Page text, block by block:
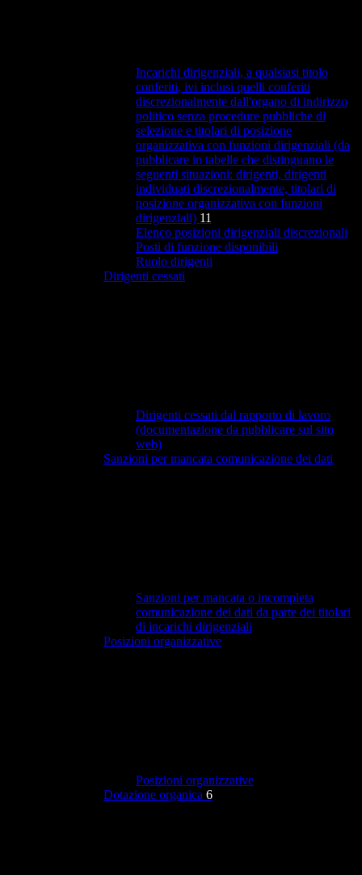
Incarichi dirigenziali, a qualsiasi titolo
conferiti, ivi inclusi quelli conferiti
discrezionalmente dall'organo di indirizzo
politico senza procedure pubbliche di
selezione e titolari di posizione
organizzativa con funzioni dirigenziali (da
pubblicare in tabelle che distinguano le
seguenti situazioni: dirigenti, dirigenti
individuati discrezionalmente, titolari di
posizione organizzativa con funzioni
dirigenziali) 11
Elenco posizioni dirigenziali discrezionali
Posti di funzione disponibili
Ruolo dirigenti
Dirigenti cessati
Dirigenti cessati dal rapporto di lavoro
(documentazione da pubblicare sul sito
web)
Sanzioni per mancata comunicazione dei dati
Sanzioni per mancata o incompleta
comunicazione dei dati da parte dei titolari
di incarichi dirigenziali
Posizioni organizzative
Posizioni organizzative
Dotazione organica 6